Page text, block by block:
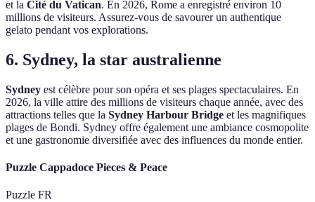
et la Cité du Vatican. En 2026, Rome a enregistré environ 10
millions de visiteurs. Assurez-vous de savourer un authentique
gelato pendant vos explorations.
6. Sydney, la star australienne
Sydney est célèbre pour son opéra et ses plages spectaculaires. En
2026, la ville attire des millions de visiteurs chaque année, avec des
attractions telles que la Sydney Harbour Bridge et les magnifiques
plages de Bondi. Sydney offre également une ambiance cosmopolite
et une gastronomie diversifiée avec des influences du monde entier.
Puzzle Cappadoce Pieces & Peace
Puzzle FR